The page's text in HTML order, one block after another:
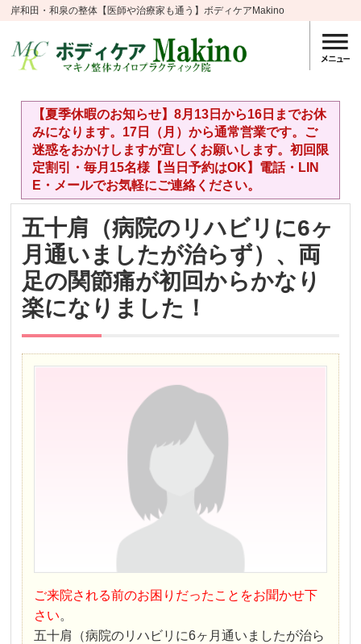
岸和田・和泉の整体【医師や治療家も通う】ボディケアMakino
【夏季休暇のお知らせ】8月13日から16日までお休
みになります。17日（月）から通常営業です。ご
迷惑をおかけしますが宜しくお願いします。初回限
定割引・毎月15名様【当日予約はOK】電話・LIN
E・メールでお気軽にご連絡ください。
五十肩（病院のリハビリに6ヶ
月通いましたが治らず）、両
足の関節痛が初回からかなり
楽になりました！
ご来院される前のお困りだったことをお聞かせ下
さい。
五十肩（病院のリハビリに6ヶ月通いましたが治ら